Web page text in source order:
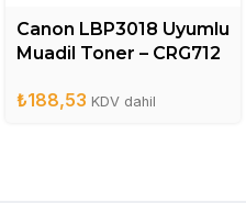
Canon LBP3018 Uyumlu
Muadil Toner – CRG712
₺188,53 KDV dahil